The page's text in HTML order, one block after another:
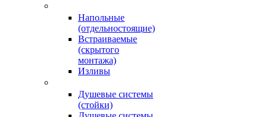
Напольные
(отдельностоящие)
Встраиваемые
(скрытого
монтажа)
Изливы
Душевые системы
(стойки)